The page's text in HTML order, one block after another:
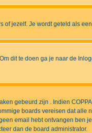
of jezelf. Je wordt geteld als
dit te doen ga je naar de
gebeurd zijn . Indien
boards vereisen dat
email hebt ontvangen ben
dan de board administrator.